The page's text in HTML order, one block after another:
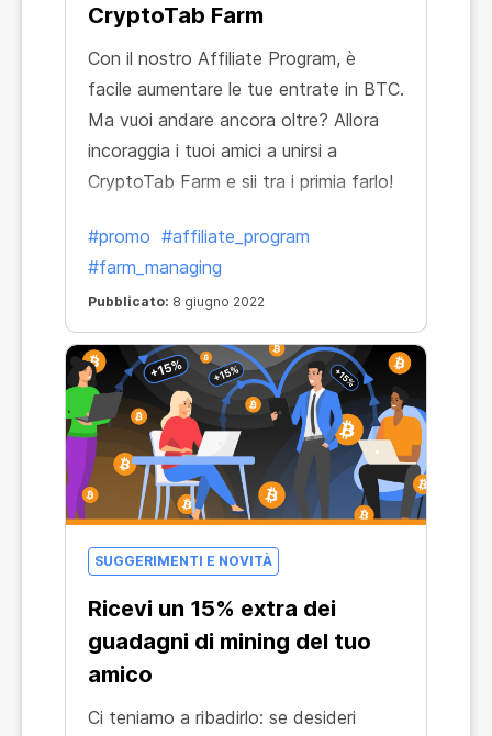
CryptoTab Farm
Con il nostro Affiliate Program, è
facile aumentare le tue entrate in BTC.
Ma vuoi andare ancora oltre? Allora
incoraggia i tuoi amici a unirsi a
CryptoTab Farm e sii tra i primia farlo!
#promo #affiliate_program
#farm_managing
Pubblicato: 8 giugno 2022
SUGGERIMENTI E NOVITÀ
Ricevi un 15% extra dei
guadagni di mining del tuo
amico
Ci teniamo a ribadirlo: se desideri